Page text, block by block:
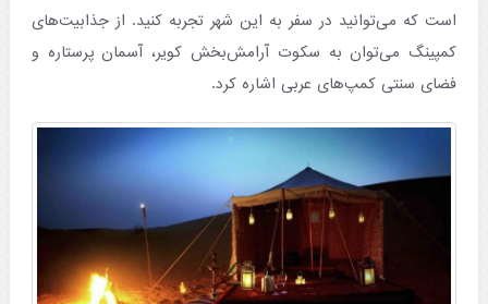
است که می‌توانید در سفر به این شهر تجربه کنید. از جذابیت‌های
کمپینگ می‌توان به سکوت آرامش‌بخش کویر، آسمان پرستاره و
فضای سنتی کمپ‌های عربی اشاره کرد.